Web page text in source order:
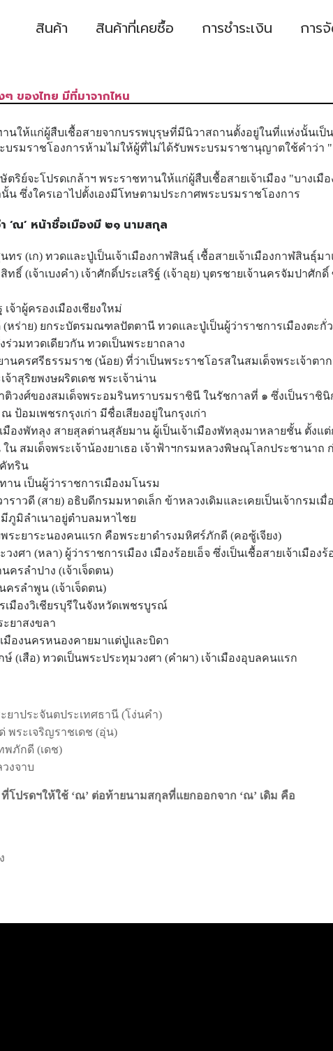
สินค้า สินค้าที่เคยซื้อ การชำระเงิน การ
ของไทย มีที่มาจากไหน
ให้แก่ผู้สืบเชื้อสายจากบรรพบุรุษที่มีนิวาสถานตั้งอยู่ในที่แห่งนั้นเป็
บรมราชโองการห้ามไม่ให้ผู้ที่ไม่ได้รับพระบรมราชานุญาตใช้คำว่
ย์จะโปรดเกล้าฯ พระราชทานให้แก่ผู้สืบเชื้อสายเจ้าเมือง "บางเ
ซึ่งใครเอาไปตั้งเองมีโทษตามประกาศพระบรมราชโองการ
‘ณ’ หน้าชื่อเมืองมี ๒๑ นามสกุล
(เก) ทวดและปู่เป็นเจ้าเมืองกาฬสินธุ์ เชื้อสายเจ้าเมืองกาฬสินธุ์ม
(เจ้าเบงคำ) เจ้าศักดิ์ประเสริฐ์ (เจ้าอุย) บุตรชายเจ้านครจัมปาศัก
จ้าผู้ครองเมืองเชียงใหม่
ร่าย) ยกระบัตรมณฑลปัตตานี ทวดและปู่เป็นผู้ว่าราชการเมืองตะกั่
วมทวดเดียวกัน ทวดเป็นพระยาถลาง
นครศรีธรรมราช (น้อย) ที่ว่าเป็นพระราชโอรสในสมเด็จพระเจ้าตา
าสุริยพงษผริตเดช พระเจ้าน่าน
วงศ์ของสมเด็จพระอมรินทราบรมราชินี ในรัชกาลที่ ๑ ซึ่งเป็นราชิ
ป้อมเพชรกรุงเก่า มีชื่อเสียงอยู่ในกรุงเก่า
องพัทลุง สายสุลต่านสุลัยมาน ผู้เป็นเจ้าเมืองพัทลุงมาหลายชั้น ตั้งแต่
สมเด็จพระเจ้าน้องยาเธอ เจ้าฟ้าฯกรมหลวงพิษณุโลกประชานาถ
ทริน
น เป็นผู้ว่าราชการเมืองมโนรม
าวดี (สาย) อธิบดีกรมมหาดเล็ก ข้าหลวงเดิมและเคยเป็นเจ้ากรมเ
ภูมิลำเนาอยู่ตำบลมหาไชย
ะยาระนองคนแรก คือพระยาดำรงมหิศร์ภักดี (คอซู้เจียง)
ศา (หลา) ผู้ว่าราชการเมือง เมืองร้อยเอ็จ ซึ่งเป็นเชื้อสายเจ้าเมือง
ครลำปาง (เจ้าเจ็ดตน)
รลำพูน (เจ้าเจ็ดตน)
เมืองวิเชียรบุรีในจังหวัดเพชรบูรณ์
ยาสงขลา
มืองนครหนองคายมาแต่ปู่และบิดา
(เสือ) ทวดเป็นพระประทุมวงศา (คำผา) เจ้าเมืองอุบลคนแรก
าประจันตประเทศธานี (โง่นคำ)
ระเจริญราชเดช (อุ่น)
พภักดี (เดช)
งจาบ
โปรดฯให้ใช้ ‘ณ’ ต่อท้ายนามสกุลที่แยกออกจาก ‘ณ’ เดิม คือ